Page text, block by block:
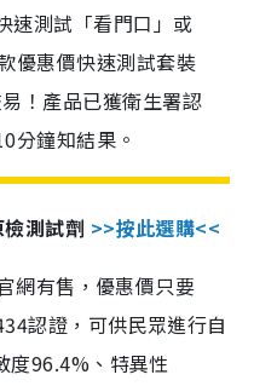
速測試「看門口」或
優惠價快速測試套裝
！產品已獲衛生署認
分鐘知結果。
測試劑 >>按此選購<<
網有售，優惠價只要
認證，可供民眾進行自
度96.4%、特異性